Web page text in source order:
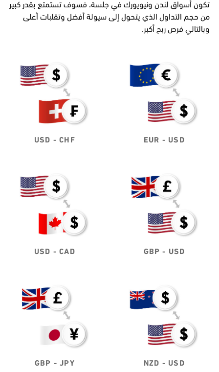
تكون أسواق لندن ونيويورك في جلسة، فسوف تستمتع بقدر كبير
من حجم التداول الذي يتحول إلى سيولة أفضل وتقلبات أعلى
وبالتالي فرص ربح أكبر.
EUR - USD
USD - CHF
GBP - USD
USD - CAD
NZD - USD
GBP - JPY